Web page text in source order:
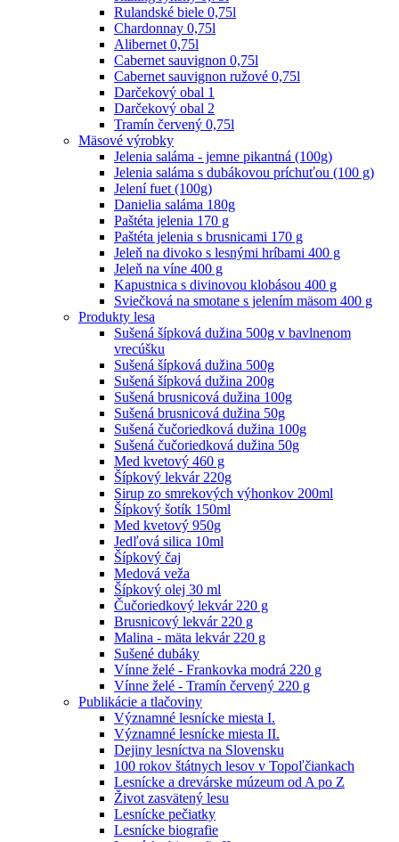
Rulandské biele 0,75l
Chardonnay 0,75l
Alibernet 0,75l
Cabernet sauvignon 0,75l
Cabernet sauvignon ružové 0,75l
Darčekový obal 1
Darčekový obal 2
Tramín červený 0,75l
Mäsové výrobky
Jelenia saláma - jemne pikantná (100g)
Jelenia saláma s dubákovou príchuťou (100 g)
Jelení fuet (100g)
Danielia saláma 180g
Paštéta jelenia 170 g
Paštéta jelenia s brusnicami 170 g
Jeleň na divoko s lesnými hríbami 400 g
Jeleň na víne 400 g
Kapustnica s divinovou klobásou 400 g
Sviečková na smotane s jelením mäsom 400 g
Produkty lesa
Sušená šípková dužina 500g v bavlnenom
vrecúšku
Sušená šípková dužina 500g
Sušená šípková dužina 200g
Sušená brusnicová dužina 100g
Sušená brusnicová dužina 50g
Sušená čučoriedková dužina 100g
Sušená čučoriedková dužina 50g
Med kvetový 460 g
Šípkový lekvár 220g
Sirup zo smrekových výhonkov 200ml
Šípkový šotík 150ml
Med kvetový 950g
Jedľová silica 10ml
Šípkový čaj
Medová veža
Šípkový olej 30 ml
Čučoriedkový lekvár 220 g
Brusnicový lekvár 220 g
Malina - mäta lekvár 220 g
Sušené dubáky
Vínne želé - Frankovka modrá 220 g
Vínne želé - Tramín červený 220 g
Publikácie a tlačoviny
Významné lesnícke miesta I.
Významné lesnícke miesta II.
Dejiny lesníctva na Slovensku
100 rokov štátnych lesov v Topoľčiankach
Lesnícke a drevárske múzeum od A po Z
Život zasvätený lesu
Lesnícke pečiatky
Lesnícke biografie